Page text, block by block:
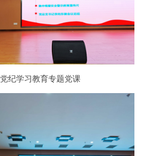
党纪学习教育专题党课